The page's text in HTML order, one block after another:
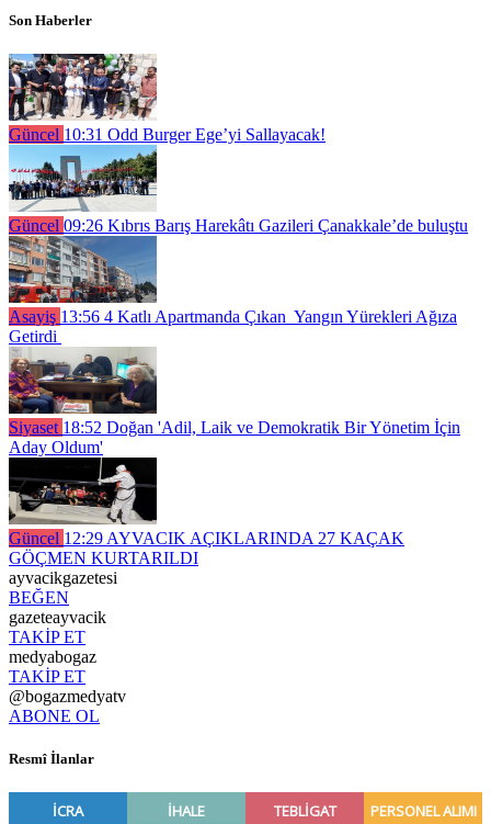
Son Haberler
Güncel 10:31 Odd Burger Ege’yi Sallayacak!
Güncel 09:26 Kıbrıs Barış Harekâtı Gazileri Çanakkale’de buluştu
Asayiş 13:56 4 Katlı Apartmanda Çıkan Yangın Yürekleri Ağıza
Getirdi
Siyaset 18:52 Doğan 'Adil, Laik ve Demokratik Bir Yönetim İçin
Aday Oldum'
Güncel 12:29 AYVACIK AÇIKLARINDA 27 KAÇAK
GÖÇMEN KURTARILDI
ayvacikgazetesi
BEĞEN
gazeteayvacik
TAKİP ET
medyabogaz
TAKİP ET
@bogazmedyatv
ABONE OL
Resmî İlanlar